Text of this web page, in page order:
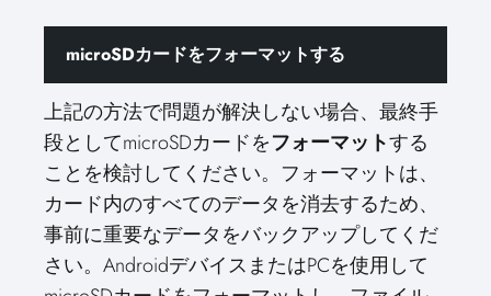
microSDカードをフォーマットする
上記の方法で問題が解決しない場合、最終手
段としてmicroSDカードをフォーマットする
ことを検討してください。フォーマットは、
カード内のすべてのデータを消去するため、
事前に重要なデータをバックアップしてくだ
さい。AndroidデバイスまたはPCを使用して